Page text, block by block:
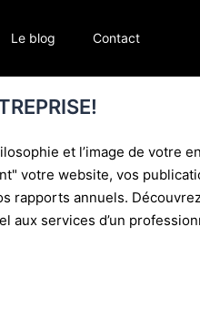
Le blog Contact
plusbelles
et l’image de votre
votre website, vos
rapports annuels.
aux services d’un